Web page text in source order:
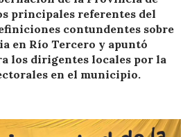
principales referentes del
contundentes sobre
en Río Tercero y apuntó
los dirigentes locales por la
en el municipio.